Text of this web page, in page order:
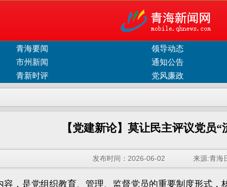
青海要闻 领导动态
市州新闻 通知公告
青新时评 党风廉政
【党建新论】莫让民主评议党员“
发布时间：2026-06-02 来源:青海
是党组织教育、管理、监督党员的重要制度形式，